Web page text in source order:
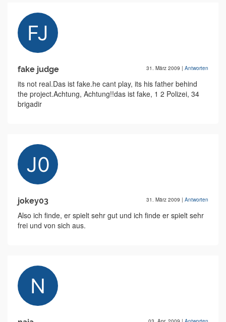
fake judge 31. März 2009 | Antworten
its not real.Das ist fake.he cant play, its his father behind
the project.Achtung, Achtung!!das ist fake, 1 2 Polizei, 34
brigadir
jokey03 31. März 2009 | Antworten
Also ich finde, er spielt sehr gut und ich finde er spielt sehr
frei und von sich aus.